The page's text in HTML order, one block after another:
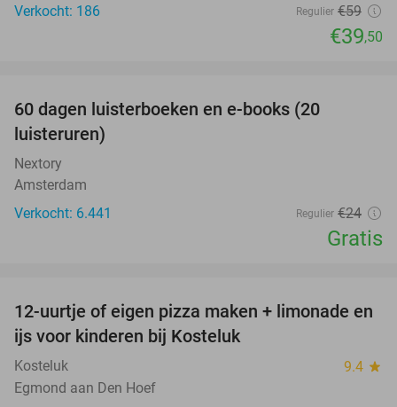
Verkocht: 186
Regulier €59
€39,50
60 dagen luisterboeken en e-books (20
luisteruren)
Nextory
Amsterdam
Verkocht: 6.441
Regulier €24
Gratis
52%
12-uurtje of eigen pizza maken + limonade en
ijs voor kinderen bij Kosteluk
Kosteluk 9.4 star
Egmond aan Den Hoef